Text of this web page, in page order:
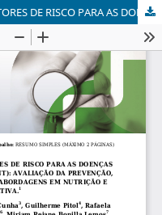
ESTUDO DA PREVALÊNCIA DOS FATORES DE RISCO PARA AS DOENÇAS CRÔNICAS NÃO TRANSMISSÍVEIS (DCNT): AVALIAÇÃO DA PREVENÇÃO, MORBIDADE E MORTALIDADE, COM ABORDAGENS EM NUTRIÇÃO E SAÚDE COLETIVA.